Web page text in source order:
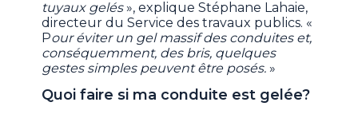
tuyaux gelés», explique Stéphane Lahaie,
directeur du Service des travaux publics. «
Pour éviter un gel massif des conduites et,
conséquemment, des bris, quelques
gestes simples peuvent être posés.»
Quoi faire si ma conduite est gelée?